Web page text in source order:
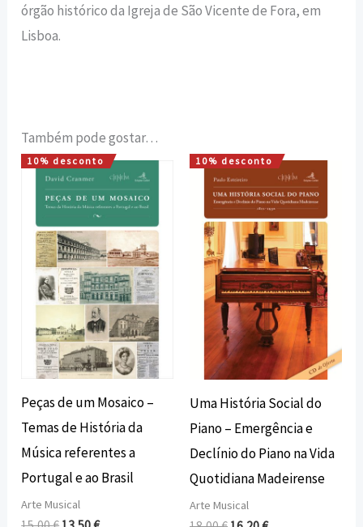
órgão histórico da Igreja de São Vicente de Fora, em
Lisboa.
Também pode gostar…
10% desconto
Peças de um Mosaico –
Temas de História da
Música referentes a
Portugal e ao Brasil
Arte Musical
O
preço
original
era:
15,00 €.
O
preço
atual
é:
13,50 €.
10% desconto
Uma História Social do
Piano – Emergência e
Declínio do Piano na Vida
Quotidiana Madeirense
Arte Musical
O
preço
original
era:
18,00 €.
O
preço
atual
é:
16,20 €.